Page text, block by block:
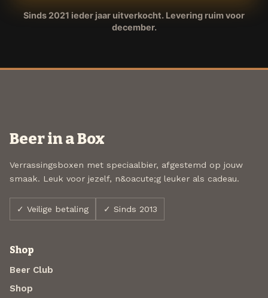
Sinds 2021 ieder jaar uitverkocht. Levering ruim voor
december.
Beer in a Box
Verrassingsboxen met speciaalbier, afgestemd op jouw
smaak. Leuk voor jezelf, n&oacute;g leuker als cadeau.
✓ Veilige betaling ✓ Sinds 2013
Shop
Beer Club
Shop